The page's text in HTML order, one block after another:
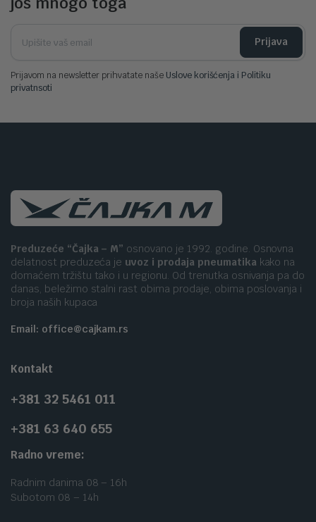
Prijava
Prijavom na newsletter prihvatate naše Uslove korišćenja i Politiku
privatnsoti
Preduzeće “Čajka – M” osnovano je 1992. godine. Osnovna
delatnost preduzeća je uvoz i prodaja pneumatika kako na
domaćem tržištu tako i u regionu. Od trenutka osnivanja pa do
danas, beležimo stalni rast obima prodaje, obima poslovanja i
broja naših kupaca
Email: office@cajkam.rs
Kontakt
+381 32 5461 011
+381 63 640 655
Radno vreme:
Radnim danima 08 – 16h
Subotom 08 – 14h